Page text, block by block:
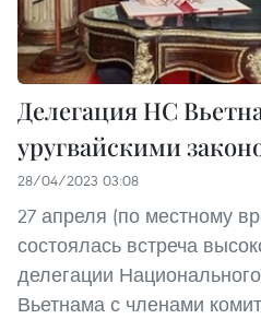
Делегация НС
уругвайскими
28/04/2023 03:08
27 апреля (по местному
состоялась встреча
делегации
Вьетнама с членами